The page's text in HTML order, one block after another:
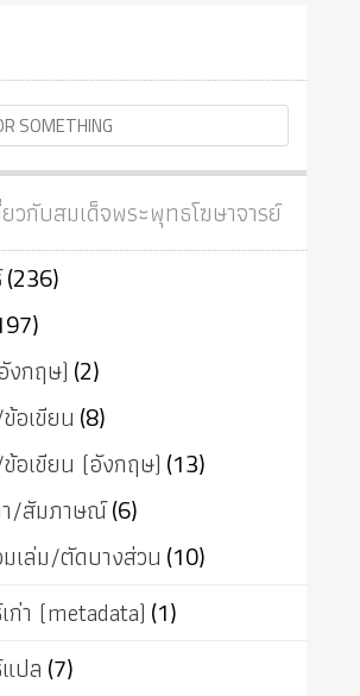
วกับสมเด็จพระพุทธโฆษาจารย์
(236)
งกฤษ) (2)
อเขียน (8)
อเขียน (อังกฤษ) (13)
/สัมภาษณ์(6)
เล่ม/ตัดบางส่วน (10)
ก่า (metadata) (1)
ปล (7)